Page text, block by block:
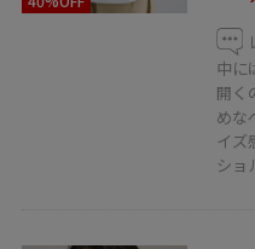
中に
開く
めな
イズ
ショ